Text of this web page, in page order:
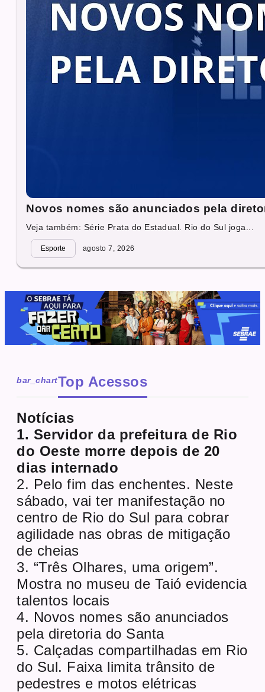
Novos nomes são anunciados pela
Veja também: Série Prata do Estadual. Rio do Sul joga...
Esporte agosto 7, 2026
bar_chartTop Acessos
Notícias
1. Servidor da prefeitura de Rio
do Oeste morre depois de 20
dias internado
2. Pelo fim das enchentes. Neste
sábado, vai ter manifestação no
centro de Rio do Sul para cobrar
agilidade nas obras de mitigação
de cheias
3. “Três Olhares, uma origem”.
Mostra no museu de Taió evidencia
talentos locais
4. Novos nomes são anunciados
pela diretoria do Santa
5. Calçadas compartilhadas em Rio
do Sul. Faixa limita trânsito de
pedestres e motos elétricas